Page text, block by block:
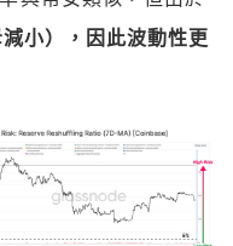
小），因此波動性更